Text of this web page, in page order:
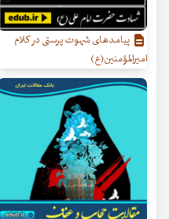
پیامدهای شهوت پرستی در کلام
امیرالمؤمنین(ع)